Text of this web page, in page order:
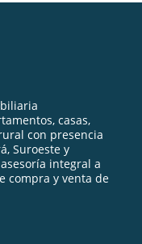
casas,
con presencia
Suroeste y
integral a
compra y venta de